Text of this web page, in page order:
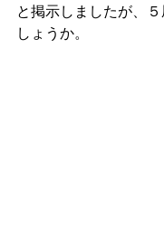
と掲示しましたが、
しょうか。